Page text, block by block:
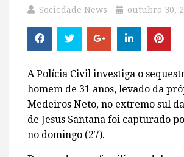
Sociedade News outubro 30,
A Polícia Civil investiga o
homem de 31 anos, levado da
Medeiros Neto, no extremo sul
de Jesus Santana foi capturado
no domingo (27).